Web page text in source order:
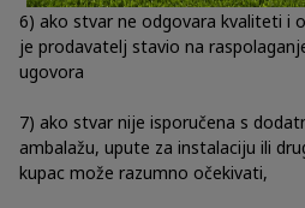
6) ako stvar ne odgovara kvaliteti i
je prodavatelj stavio na
ugovora
7) ako stvar nije isporučena s
ambalažu, upute za instalaciju ili
kupac može razumno očekivati,